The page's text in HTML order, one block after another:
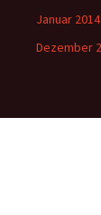
Januar 2014
Dezember